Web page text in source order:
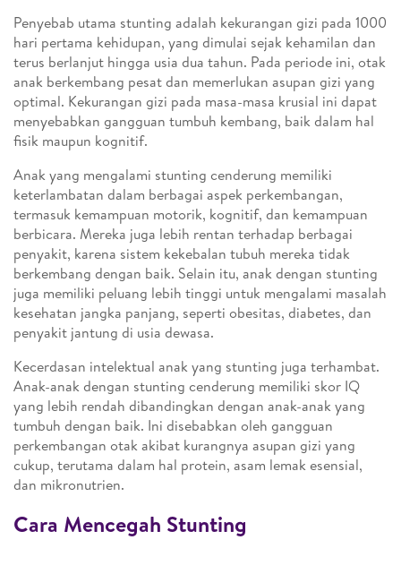
Penyebab utama stunting adalah kekurangan gizi pada 1000
hari pertama kehidupan, yang dimulai sejak kehamilan dan
terus berlanjut hingga usia dua tahun. Pada periode ini, otak
anak berkembang pesat dan memerlukan asupan gizi yang
optimal. Kekurangan gizi pada masa-masa krusial ini dapat
menyebabkan gangguan tumbuh kembang, baik dalam hal
fisik maupun kognitif.
Anak yang mengalami stunting cenderung memiliki
keterlambatan dalam berbagai aspek perkembangan,
termasuk kemampuan motorik, kognitif, dan kemampuan
berbicara. Mereka juga lebih rentan terhadap berbagai
penyakit, karena sistem kekebalan tubuh mereka tidak
berkembang dengan baik. Selain itu, anak dengan stunting
juga memiliki peluang lebih tinggi untuk mengalami masalah
kesehatan jangka panjang, seperti obesitas, diabetes, dan
penyakit jantung di usia dewasa.
Kecerdasan intelektual anak yang stunting juga terhambat.
Anak-anak dengan stunting cenderung memiliki skor IQ
yang lebih rendah dibandingkan dengan anak-anak yang
tumbuh dengan baik. Ini disebabkan oleh gangguan
perkembangan otak akibat kurangnya asupan gizi yang
cukup, terutama dalam hal protein, asam lemak esensial,
dan mikronutrien.
Cara Mencegah Stunting